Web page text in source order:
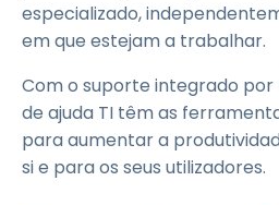
especializado,
em que estejam a trabalhar.
Com o suporte integrado por
de ajuda TI têm as
para aumentar a
si e para os seus utilizadores.